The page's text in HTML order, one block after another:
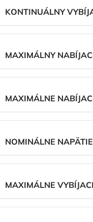
KONTINUÁLNY
MAXIMÁLNY
MAXIMÁLNE
NOMINÁLNE
MAXIMÁLNE